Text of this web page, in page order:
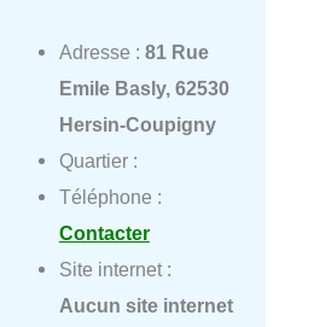
Adresse : 81 Rue
Emile Basly, 62530
Hersin-Coupigny
Quartier :
Téléphone :
Contacter
Site internet :
Aucun site internet